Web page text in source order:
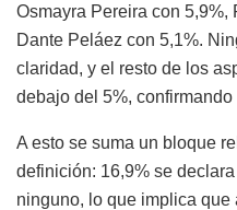
Osmayra Pereira con 5,9%,
Dante Peláez con 5,1%.
claridad, y el resto de los
debajo del 5%,
A esto se suma un bloque
definición: 16,9% se
ninguno, lo que implica